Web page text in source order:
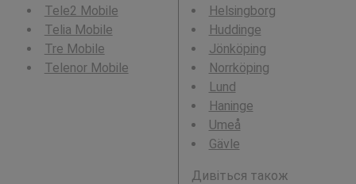
Tele2 Mobile
Telia Mobile
Tre Mobile
Telenor Mobile
Helsingborg
Huddinge
Jönköping
Norrköping
Lund
Haninge
Umeå
Gävle
Дивіться також